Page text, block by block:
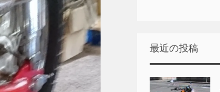
最近の投稿